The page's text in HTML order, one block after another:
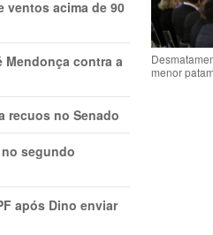
ventos acima de 90
contra a
recuos no Senado
no segundo
após Dino enviar
menor